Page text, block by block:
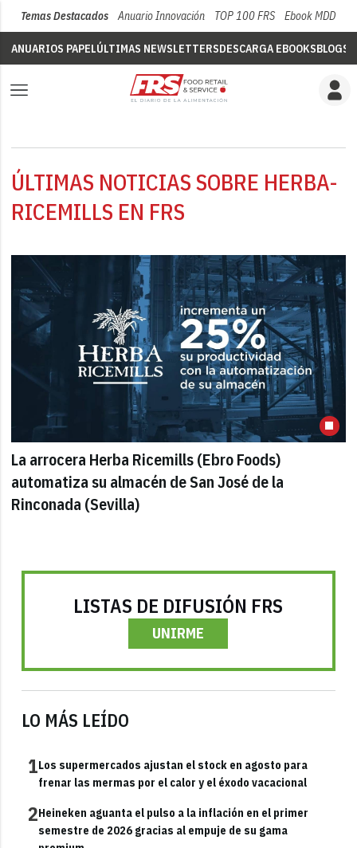
Temas Destacados Anuario Innovación TOP 100 FRS Ebook MDD
ANUARIOS PAPELÚLTIMAS NEWSLETTERSDESCARGA EBOOKSBLOGS
ÚLTIMAS NOTICIAS SOBRE HERBA-
RICEMILLS EN FRS
La arrocera Herba Ricemills (Ebro Foods)
automatiza su almacén de San José de la
Rinconada (Sevilla)
LISTAS DE DIFUSIÓN FRS
UNIRME
LO MÁS LEÍDO
1Los supermercados ajustan el stock en agosto para
frenar las mermas por el calor y el éxodo vacacional
2Heineken aguanta el pulso a la inflación en el primer
semestre de 2026 gracias al empuje de su gama